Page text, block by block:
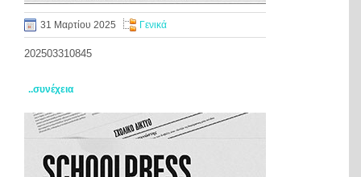
31 Μαρτίου 2025 Γενικά
202503310845
..συνέχεια